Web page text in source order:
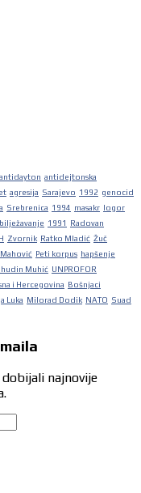
antidayton antidejtonska
agresija Sarajevo 1992 genocid
Srebrenica 1994 masakr logor
1991
Radovan
Zvornik Ratko Mladić Žuč
Peti korpus hapšenje
Muhić UNPROFOR
i Hercegovina Bošnjaci
Luka Milorad Dodik NATO Suad
najnovije